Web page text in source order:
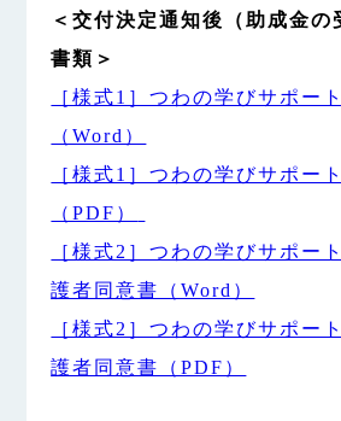
＜交付決定通知後（助成金の
書類＞
［様式1］つわの学びサポー
（Word）
［様式1］つわの学びサポー
（PDF）
［様式2］つわの学びサポー
護者同意書（Word）
［様式2］つわの学びサポー
護者同意書（PDF）